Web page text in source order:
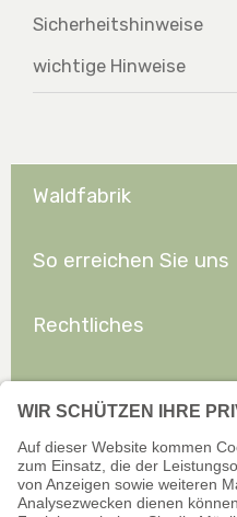
Sicherheitshinweise
wichtige Hinweise
Waldfabrik
So erreichen Sie uns
Rechtliches